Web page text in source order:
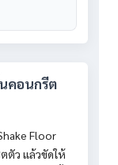
คอนกรีต
Floor
ตัว แล้วขัดให้